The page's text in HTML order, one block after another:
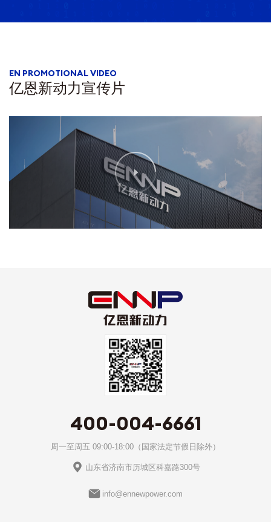
EN PROMOTIONAL VIDEO
亿恩新动力宣传片
400-004-6661
周一至周五 09:00-18:00（国家法定节假日除外）
山东省济南市历城区科嘉路300号
info@ennewpower.com